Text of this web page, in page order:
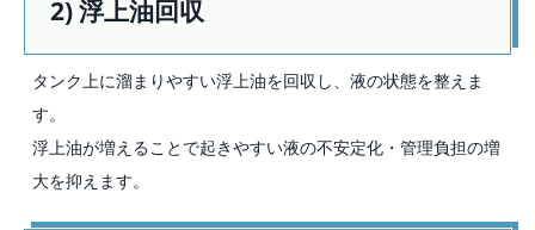
2) 浮上油回収
タンク上に溜まりやすい浮上油を回収し、液の状態を整えま
す。
浮上油が増えることで起きやすい液の不安定化・管理負担の増
大を抑えます。